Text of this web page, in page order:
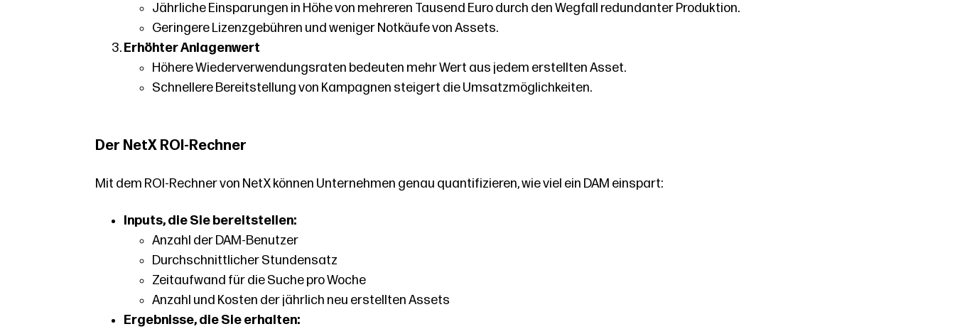
Jährliche Einsparungen in Höhe von mehreren Tausend Euro durch den Wegfall redundanter Produktion.
Geringere Lizenzgebühren und weniger Notkäufe von Assets.
Erhöhter Anlagenwert
Höhere Wiederverwendungsraten bedeuten mehr Wert aus jedem erstellten Asset.
Schnellere Bereitstellung von Kampagnen steigert die Umsatzmöglichkeiten.
Der NetX ROI-Rechner
Mit dem ROI-Rechner von NetX können Unternehmen genau quantifizieren, wie viel ein DAM einspart:
Inputs, die Sie bereitstellen:
Anzahl der DAM-Benutzer
Durchschnittlicher Stundensatz
Zeitaufwand für die Suche pro Woche
Anzahl und Kosten der jährlich neu erstellten Assets
Ergebnisse, die Sie erhalten: